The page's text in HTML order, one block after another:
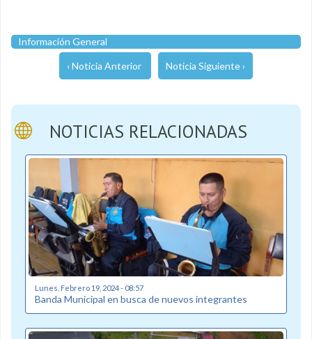
Información General
‹ Noticia Anterior Noticia Siguiente ›
NOTICIAS RELACIONADAS
Lunes, Febrero 19, 2024 - 08:57
Banda Municipal en busca de nuevos integrantes